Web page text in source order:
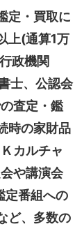
定・買取に
上(通算1万
政機関
士、公認会
査定・鑑
時の家財品
カルチャ
や講演会
定番組への
ど、多数の